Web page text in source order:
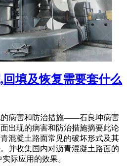
填及恢复需要套什么
的病害和防治措施——石良坤病害
出现的病害和防治措施摘要此论
混凝土路面常见的破坏形式及其
并收集国内对沥青混凝土路面的
际应用的效果。